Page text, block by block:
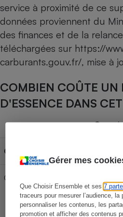
Gérer mes
Que Choisir Ensemble et ses7
traceurs pour mesurer l’audience, la
personnaliser les contenus, les
promotion et afficher des contenus
service à proximité de ce
données proviennent du
des finances et de la
téléchargées sur https://
carburants.gouv.fr/, mise à
COMBIEN COÛTE UN
D'ESSENCE DANS
Carburant
Gazole